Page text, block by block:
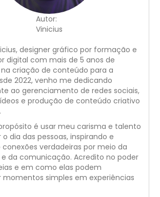
Autor:
Vinicius
designer gráfico por formação e
digital com mais de 5 anos de
criação de conteúdo para a
2022, venho me dedicando
ao gerenciamento de redes sociais,
e produção de conteúdo criativo
é usar meu carisma e talento
dia das pessoas, inspirando e
verdadeiras por meio da
da comunicação. Acredito no poder
e em como elas podem
simples em experiências